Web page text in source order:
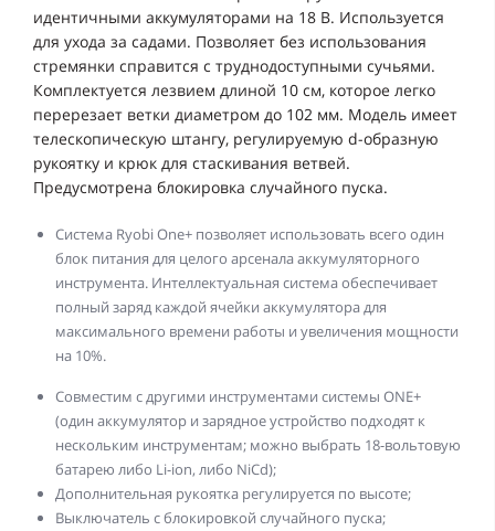
идентичными аккумуляторами на 18 В. Используется
для ухода за садами. Позволяет без использования
стремянки справится с труднодоступными сучьями.
Комплектуется лезвием длиной 10 см, которое легко
перерезает ветки диаметром до 102 мм. Модель имеет
телескопическую штангу, регулируемую d-образную
рукоятку и крюк для стаскивания ветвей.
Предусмотрена блокировка случайного пуска.
Система Ryobi One+ позволяет использовать всего один
блок питания для целого арсенала аккумуляторного
инструмента. Интеллектуальная система обеспечивает
полный заряд каждой ячейки аккумулятора для
максимального времени работы и увеличения мощности
на 10%.
Совместим с другими инструментами системы ONE+
(один аккумулятор и зарядное устройство подходят к
нескольким инструментам; можно выбрать 18-вольтовую
батарею либо Li-ion, либо NiCd);
Дополнительная рукоятка регулируется по высоте;
Выключатель с блокировкой случайного пуска;